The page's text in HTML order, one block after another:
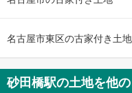
名古屋市東区の古家付き土地
砂田橋駅の土地を他